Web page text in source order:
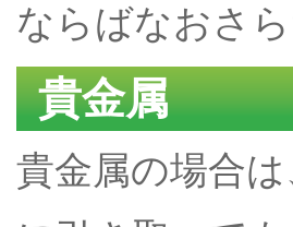
ならばなおさら
貴金属
貴金属の場合